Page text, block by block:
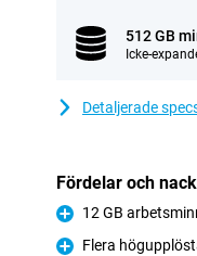
512 GB
Icke-
Detaljerade
Fördelar och
Fördelar
12 GB
Flera